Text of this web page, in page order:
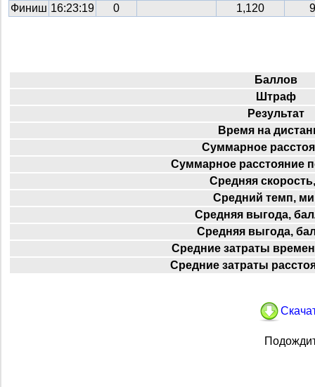
Финиш 16:23:19 0 1,120
Баллов
Штраф
Результат
Время на
Суммарное
Суммарное расстояние
Средняя
Средний темп,
Средняя выгода,
Средняя выгода,
Средние затраты
Средние затраты